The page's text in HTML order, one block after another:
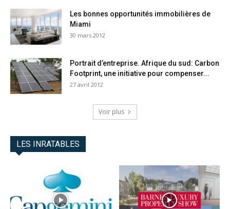
Les bonnes opportunités immobilières de
Miami
30 mars 2012
Portrait d’entreprise. Afrique du sud: Carbon
Footprint, une initiative pour compenser...
27 avril 2012
Voir plus
LES INRATABLES